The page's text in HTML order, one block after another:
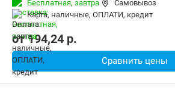
Дополнительно:
G-сенсор,
Бесплатная, завтра
Самовывоз
карта, наличные, ОПЛАТИ, кредит
от194,24 p.
Сравнить цены